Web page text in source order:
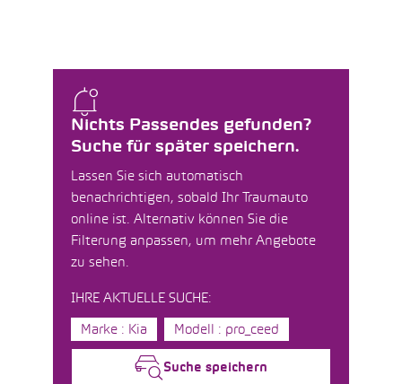
Nichts Passendes gefunden?
Suche für später speichern.
Lassen Sie sich automatisch
benachrichtigen, sobald Ihr Traumauto
online ist. Alternativ können Sie die
Filterung anpassen, um mehr Angebote
zu sehen.
IHRE AKTUELLE SUCHE:
Marke : Kia Modell : pro_ceed
Suche speichern